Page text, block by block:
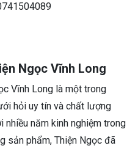
Ngọc Vĩnh Long
Vĩnh Long là một trong
hỏi uy tín và chất lượng
nhiều năm kinh nghiệm trong
sản phẩm, Thiện Ngọc đã